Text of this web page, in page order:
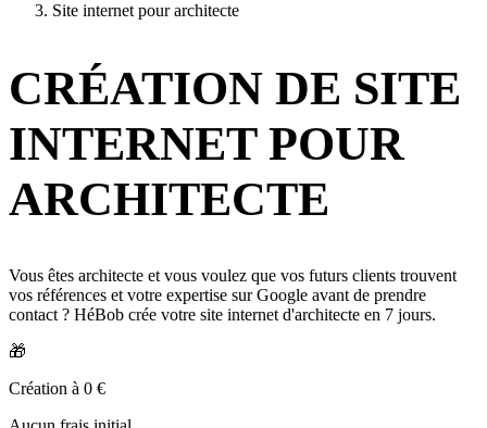
Site internet pour architecte
CRÉATION DE SITE
INTERNET POUR
ARCHITECTE
Vous êtes architecte et vous voulez que vos futurs clients trouvent
vos références et votre expertise sur Google avant de prendre
contact ? HéBob crée votre site internet d'architecte en 7 jours.
🎁
Création à 0 €